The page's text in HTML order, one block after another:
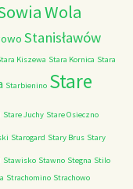
Wola
Stanisławów
Kiszewa Stara Kornica Stara
Starbienino Stare
Stare Juchy Stare Osieczno
Starogard Stary Brus Stary
Stawisko Stawno Stegna Stilo
Strachomino Strachowo